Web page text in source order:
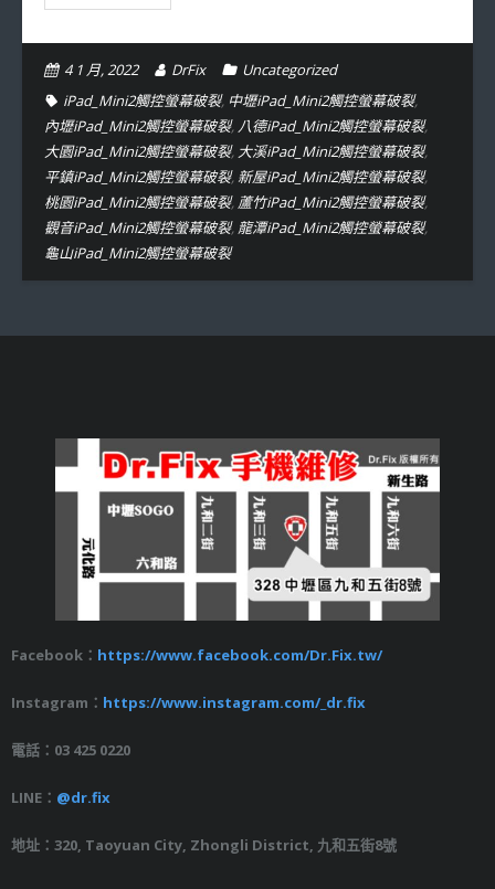
4 1 月, 2022 DrFix
Uncategorized
iPad_Mini2觸控螢幕破裂, 中壢iPad_Mini2觸控螢幕破裂,
內壢iPad_Mini2觸控螢幕破裂, 八德iPad_Mini2觸控螢幕破裂,
大園iPad_Mini2觸控螢幕破裂, 大溪iPad_Mini2觸控螢幕破裂,
平鎮iPad_Mini2觸控螢幕破裂, 新屋iPad_Mini2觸控螢幕破裂,
桃園iPad_Mini2觸控螢幕破裂, 蘆竹iPad_Mini2觸控螢幕破裂,
觀音iPad_Mini2觸控螢幕破裂, 龍潭iPad_Mini2觸控螢幕破裂,
龜山iPad_Mini2觸控螢幕破裂
Facebook： https://www.facebook.com/Dr.Fix.tw/
Instagram： https://www.instagram.com/_dr.fix
電話：03 425 0220
LINE： @dr.fix
地址：320, Taoyuan City, Zhongli District, 九和五街8號